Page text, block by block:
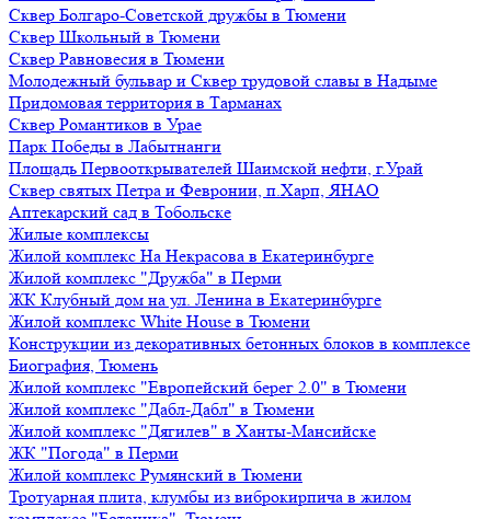
Сквер Болгаро-Советской дружбы в Тюмени
Сквер Школьный в Тюмени
Сквер Равновесия в Тюмени
Молодежный бульвар и Сквер трудовой славы в Надыме
Придомовая территория в Тарманах
Сквер Романтиков в Урае
Парк Победы в Лабытнанги
Площадь Первооткрывателей Шаимской нефти, г.Урай
Сквер святых Петра и Февронии, п.Харп, ЯНАО
Аптекарский сад в Тобольске
Жилые комплексы
Жилой комплекс На Некрасова в Екатеринбурге
Жилой комплекс "Дружба" в Перми
ЖК Клубный дом на ул. Ленина в Екатеринбурге
Жилой комплекс White House в Тюмени
Конструкции из декоративных бетонных блоков в комплексе
Биография, Тюмень
Жилой комплекс "Европейский берег 2.0" в Тюмени
Жилой комплекс "Дабл-Дабл" в Тюмени
Жилой комплекс "Дягилев" в Ханты-Мансийске
ЖК "Погода" в Перми
Жилой комплекс Румянский в Тюмени
Тротуарная плита, клумбы из виброкирпича в жилом